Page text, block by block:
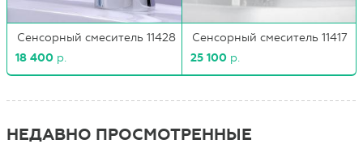
Сенсорный смеситель 11428
18 400 р.
Сенсорный смеситель 11417
25 100 р.
НЕДАВНО ПРОСМОТРЕННЫЕ